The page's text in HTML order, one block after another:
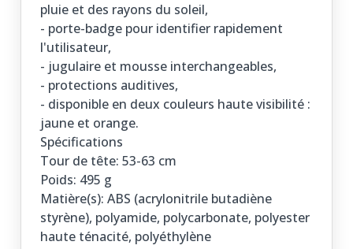
pluie et des rayons du soleil,
- porte-badge pour identifier rapidement
l'utilisateur,
- jugulaire et mousse interchangeables,
- protections auditives,
- disponible en deux couleurs haute visibilité :
jaune et orange.
Spécifications
Tour de tête: 53-63 cm
Poids: 495 g
Matière(s): ABS (acrylonitrile butadiène
styrène), polyamide, polycarbonate, polyester
haute ténacité, polyéthylène